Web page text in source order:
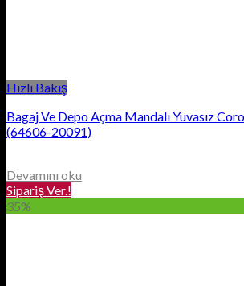
Hızlı Bakış
Bagaj Ve Depo Açma Mandalı Yuvasız
(64606-20091)
Devamını oku
Sipariş Ver.!
35%